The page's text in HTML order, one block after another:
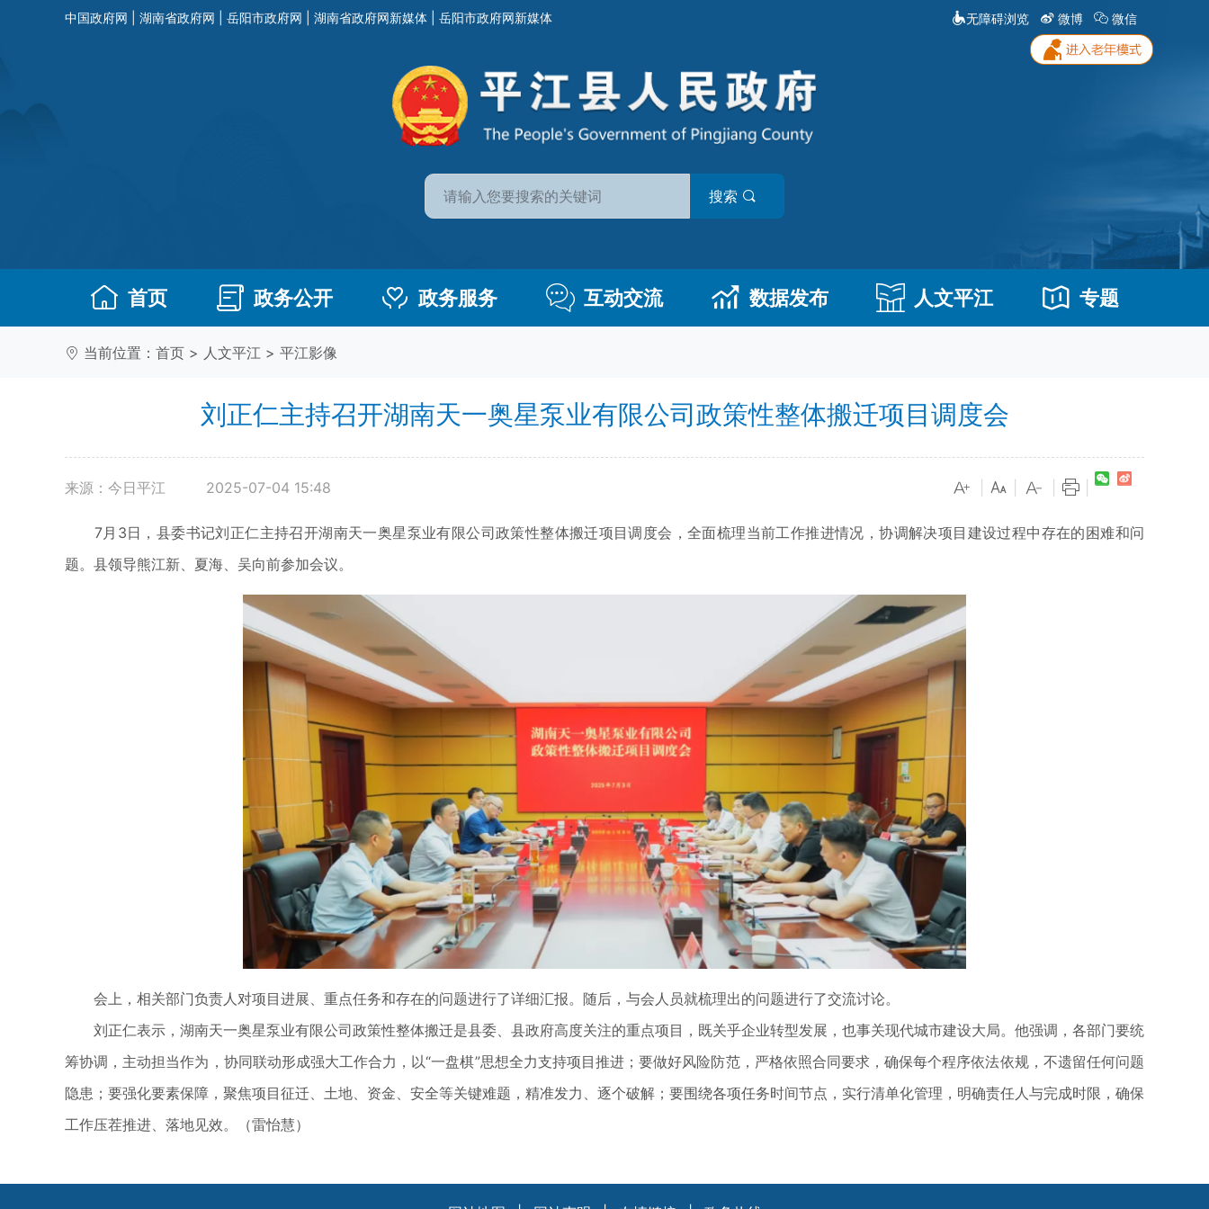
中国政府网 湖南省政府网 岳阳市政府网 湖南省政府网新媒体 岳阳市政府网新媒体 无障碍浏览 微博 微信
搜索
首页 政务公开 政务服务 互动交流 数据发布 人文平江 专题
当前位置： 首页 > 人文平江 > 平江影像
刘正仁主持召开湖南天一奥星泵业有限公司政策性整体搬迁项目调度会
来源：今日平江 2025-07-04 15:48
7月3日，县委书记刘正仁主持召开湖南天一奥星泵业有限公司政策性整体搬迁项目调度会，全面梳理当前工作推进情况，协调解决项目建设过程中存在的困难和问
题。县领导熊江新、夏海、吴向前参加会议。
会上，相关部门负责人对项目进展、重点任务和存在的问题进行了详细汇报。随后，与会人员就梳理出的问题进行了交流讨论。
刘正仁表示，湖南天一奥星泵业有限公司政策性整体搬迁是县委、县政府高度关注的重点项目，既关乎企业转型发展，也事关现代城市建设大局。他强调，各部门要统
筹协调，主动担当作为，协同联动形成强大工作合力，以“一盘棋”思想全力支持项目推进；要做好风险防范，严格依照合同要求，确保每个程序依法依规，不遗留任何问题
隐患；要强化要素保障，聚焦项目征迁、土地、资金、安全等关键难题，精准发力、逐个破解；要围绕各项任务时间节点，实行清单化管理，明确责任人与完成时限，确保
工作压茬推进、落地见效。（雷怡慧）